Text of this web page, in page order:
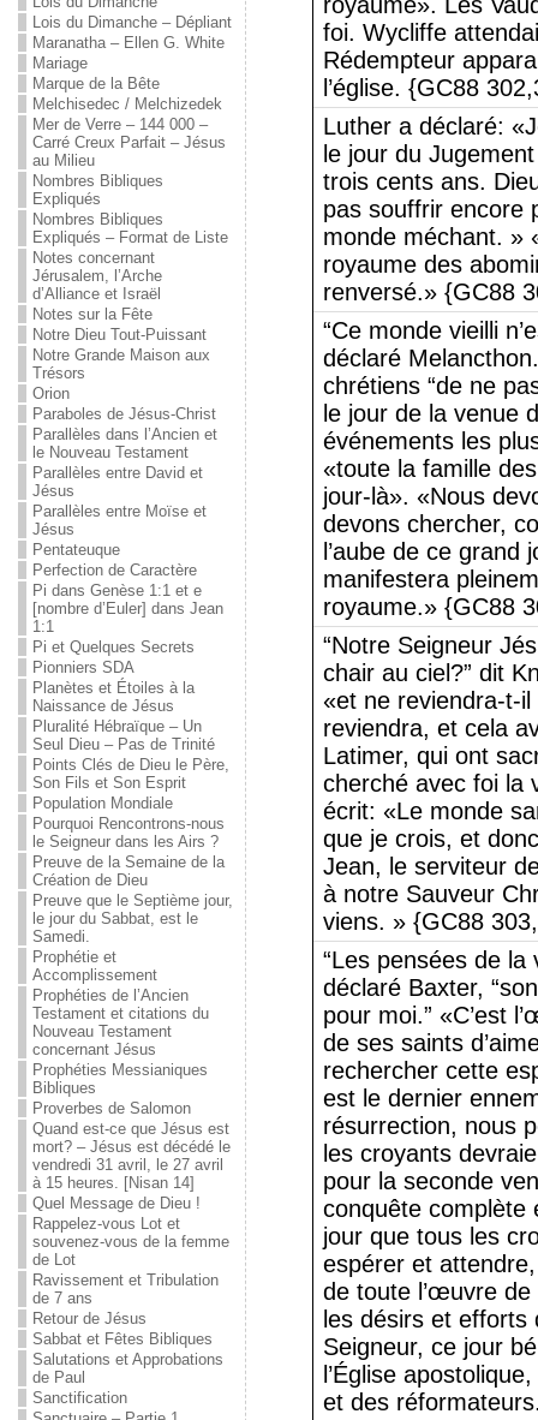
Lois du Dimanche – Dépliant
Maranatha – Ellen G. White
Mariage
Marque de la Bête
Melchisedec / Melchizedek
Mer de Verre – 144 000 –
Carré Creux Parfait – Jésus
au Milieu
Nombres Bibliques
Expliqués
Nombres Bibliques
Expliqués – Format de Liste
Notes concernant
Jérusalem, l’Arche
d’Alliance et Israël
Notes sur la Fête
Notre Dieu Tout-Puissant
Notre Grande Maison aux
Trésors
Orion
Paraboles de Jésus-Christ
Parallèles dans l’Ancien et
le Nouveau Testament
Parallèles entre David et
Jésus
Parallèles entre Moïse et
Jésus
Pentateuque
Perfection de Caractère
Pi dans Genèse 1:1 et e
[nombre d’Euler] dans Jean
1:1
Pi et Quelques Secrets
Pionniers SDA
Planètes et Étoiles à la
Naissance de Jésus
Pluralité Hébraïque – Un
Seul Dieu – Pas de Trinité
Points Clés de Dieu le Père,
Son Fils et Son Esprit
Population Mondiale
Pourquoi Rencontrons-nous
le Seigneur dans les Airs ?
Preuve de la Semaine de la
Création de Dieu
Preuve que le Septième jour,
le jour du Sabbat, est le
Samedi.
Prophétie et
Accomplissement
Prophéties de l’Ancien
Testament et citations du
Nouveau Testament
concernant Jésus
Prophéties Messianiques
Bibliques
Proverbes de Salomon
Quand est-ce que Jésus est
mort? – Jésus est décédé le
vendredi 31 avril, le 27 avril
à 15 heures. [Nisan 14]
Quel Message de Dieu !
Rappelez-vous Lot et
souvenez-vous de la femme
de Lot
Ravissement et Tribulation
de 7 ans
Retour de Jésus
Sabbat et Fêtes Bibliques
Salutations et Approbations
de Paul
Sanctification
foi. Wycliffe
Rédempteur
l’église. {GC88
Luther a déclaré:
le jour du
trois cents ans.
pas souffrir encore
monde méchant. »
royaume des
renversé.» {GC88
“Ce monde vieilli
déclaré
chrétiens “de ne
le jour de la venue
événements les
«toute la famille
jour-là». «Nous
devons chercher,
l’aube de ce grand
manifestera
royaume.» {GC88
“Notre Seigneur
chair au ciel?” dit
«et ne reviendra-t-il
reviendra, et cela
Latimer, qui ont
cherché avec foi la
écrit: «Le monde
que je crois, et
Jean, le serviteur
à notre Sauveur
viens. » {GC88
“Les pensées de la
déclaré Baxter,
pour moi.” «C’est
de ses saints
rechercher cette
est le dernier
résurrection, nous
les croyants
pour la seconde
conquête complète
jour que tous les
espérer et
de toute l’œuvre
les désirs et efforts
Seigneur, ce jour
l’Église
et des